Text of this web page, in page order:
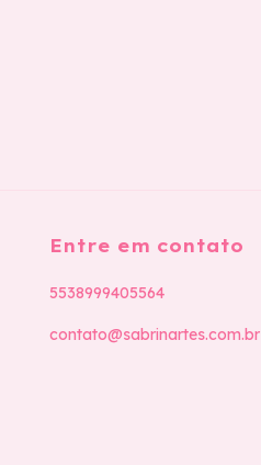
Entre em contato
5538999405564
contato@sabrinartes.com.br